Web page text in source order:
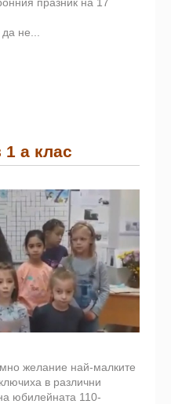
не...
а клас
желание най-малките
в различни
юбилейната 110-